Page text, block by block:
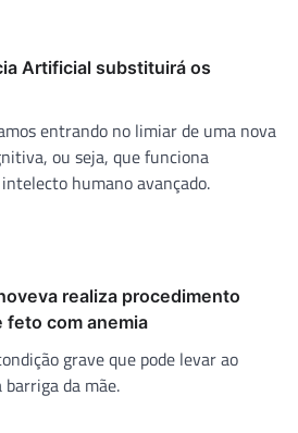
Artificial substituirá os
entrando no limiar de uma nova
ou seja, que funciona
humano avançado.
realiza procedimento
feto com anemia
grave que pode levar ao
da mãe.